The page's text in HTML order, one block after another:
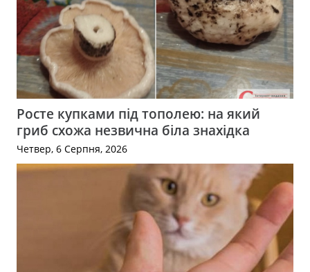
Росте купками під тополею: на який
гриб схожа незвична біла знахідка
Четвер, 6 Серпня, 2026